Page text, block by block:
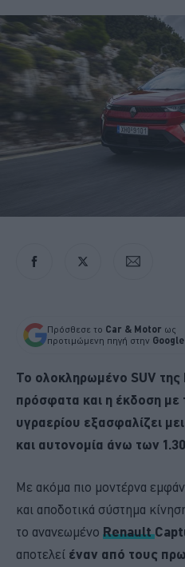
Πρόσθεσε το Car & Motor ως
προτιμώμενη πηγή στην Google
Το ολοκληρωμένο SUV
πρόσφατα και η έκδοση με
υγραερίου εξασφαλίζει
και αυτονομία άνω των
Με ακόμα πιο μοντέρνα
και αποδοτικά σύστημα
το ανανεωμένο Renault
αποτελεί έναν από τους